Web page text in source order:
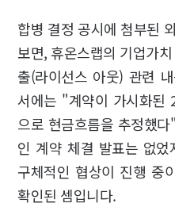
합병 결정 공시에 첨부된
보면, 휴온스랩의 기업가
출(라이선스 아웃) 관련
서에는 "계약이 가시화된
으로 현금흐름을 추정했
인 계약 체결 발표는 없
구체적인 협상이 진행 중
확인된 셈입니다.